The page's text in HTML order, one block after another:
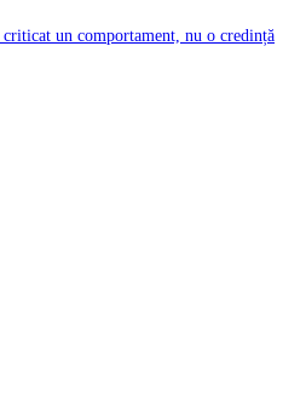
un comportament, nu o credință